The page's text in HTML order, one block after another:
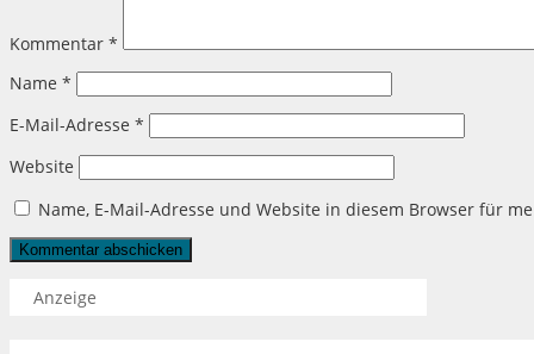
Kommentar *
Name *
E-Mail-Adresse *
Website
Name, E-Mail-Adresse und Website in diesem Browser für
Anzeige